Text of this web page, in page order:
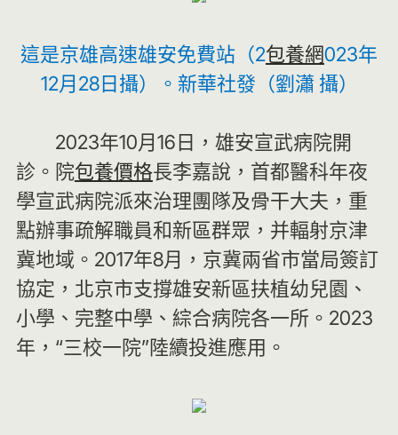
這是京雄高速雄安免費站（2包養網023年
12月28日攝）。新華社發（劉瀟 攝）
2023年10月16日，雄安宣武病院開
診。院包養價格長李嘉說，首都醫科年夜
學宣武病院派來治理團隊及骨干大夫，重
點辦事疏解職員和新區群眾，并輻射京津
冀地域。2017年8月，京冀兩省市當局簽訂
協定，北京市支撐雄安新區扶植幼兒園、
小學、完整中學、綜合病院各一所。2023
年，“三校一院”陸續投進應用。